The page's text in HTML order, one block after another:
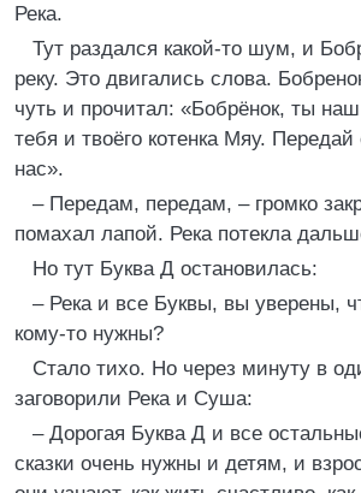
Река.
Тут раздался какой-то шум, и
реку. Это двигались слова.
чуть и прочитал: «Бобрёнок, ты
тебя и твоёго котенка Мяу.
нас».
– Передам, передам, – громко
помахал лапой. Река потекла
Но тут Буква Д остановилась:
– Река и все Буквы, вы уверены,
кому-то нужны?
Стало тихо. Но через минуту в
заговорили Река и Суша:
– Дорогая Буква Д и все
сказки очень нужны и детям, и